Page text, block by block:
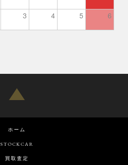
3 4 5 6
ホーム
STOCKCAR
買取査定